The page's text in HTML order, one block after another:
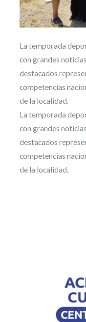
La temporada
con grandes
destacados
competencias
de la localidad.
La temporada
con grandes
destacados
competencias
de la localidad.